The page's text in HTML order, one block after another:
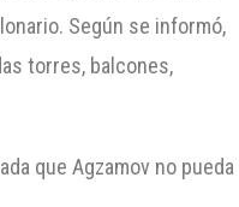
Según se informó,
torres, balcones,
que Agzamov no pueda